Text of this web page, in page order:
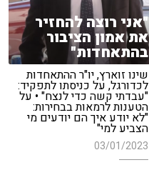
"אני רוצה להחזיר
את אמון הציבור
בהתאחדות"
שינו זוארץ, יו"ר ההתאחדות
לכדורגל, על כניסתו לתפקיד:
"עבדתי קשה כדי לנצח" • על
הטענות לרמאות בבחירות:
"לא יודע איך הם יודעים מי
הצביע למי"
03/01/2023